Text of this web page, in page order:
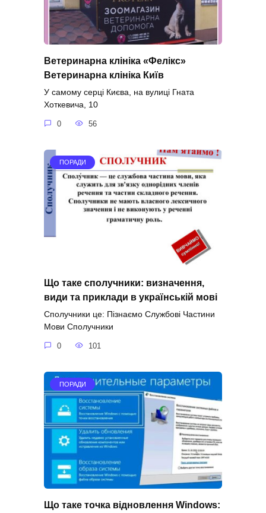
Ветеринарна клініка «Фелікс»
Ветеринарна клініка Київ
У самому серці Києва, на вулиці Гната
Хоткевича, 10
0 56
ПОРАДИ
Що таке сполучники: визначення,
види та приклади в українській мові
Сполучники це: Пізнаємо Службові Частини
Мови Сполучники
0 101
ПОРАДИ
Що таке точка відновлення Windows: